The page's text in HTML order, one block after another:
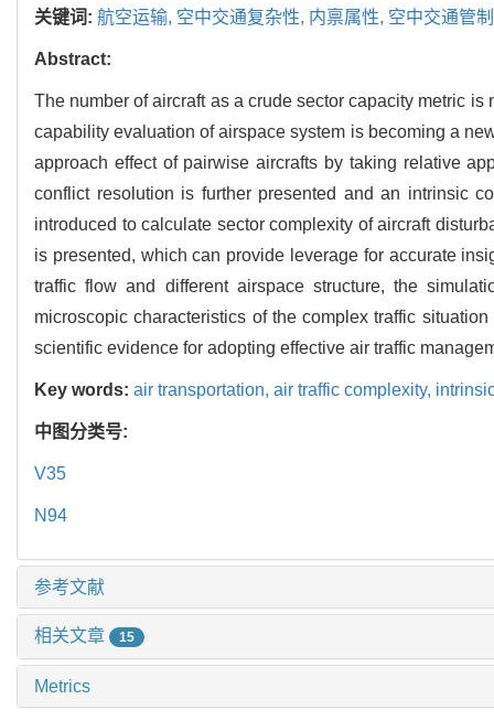
关键词: 航空运输, 空中交通复杂性, 内禀属性, 空中交通管
Abstract:
The number of aircraft as a crude sector capacity metric
capability evaluation of airspace system is becoming a
approach effect of pairwise aircrafts by taking relative
conflict resolution is further presented and an intrinsic
introduced to calculate sector complexity of aircraft
is presented, which can provide leverage for accurate
traffic flow and different airspace structure, the
microscopic characteristics of the complex traffic
scientific evidence for adopting effective air traffic
Key words: air transportation, air traffic complexity,
中图分类号:
V35
N94
参考文献
相关文章 15
Metrics